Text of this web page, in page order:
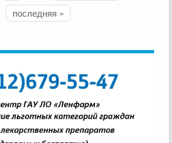
последняя »